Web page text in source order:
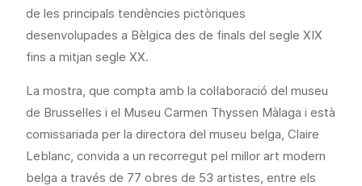
de les principals tendències pictòriques
desenvolupades a Bèlgica des de finals del segle XIX
fins a mitjan segle XX.
La mostra, que compta amb la col·laboració del museu
de Brussel·les i el Museu Carmen Thyssen Màlaga i està
comissariada per la directora del museu belga, Claire
Leblanc, convida a un recorregut pel millor art modern
belga a través de 77 obres de 53 artistes, entre els